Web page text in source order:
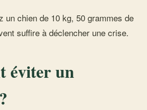
un chien de 10 kg, 50 grammes de
suffire à déclencher une crise.
éviter un